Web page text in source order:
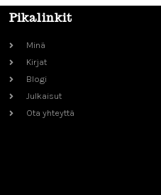
Pikalinkit
Minä
Kirjat
Blogi
Julkaisut
Ota yhteyttä